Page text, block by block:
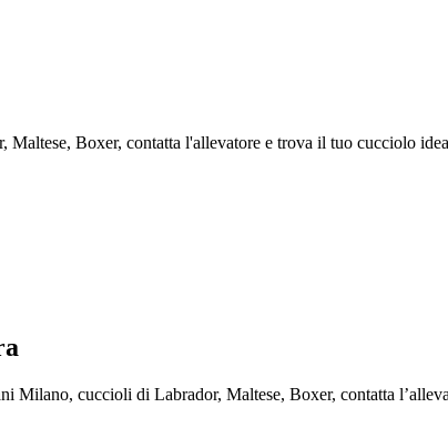
Boxer, contatta l'allevatore e trova il tuo cucciolo
Milano, cuccioli di Labrador, Maltese, Boxer, contatta